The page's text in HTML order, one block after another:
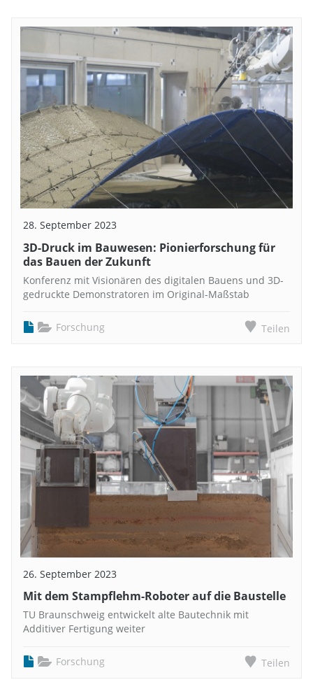
28. September 2023
3D-Druck im Bauwesen: Pionierforschung für
das Bauen der Zukunft
Konferenz mit Visionären des digitalen Bauens und 3D-
gedruckte Demonstratoren im Original-Maßstab
Forschung Teilen
26. September 2023
Mit dem Stampflehm-Roboter auf die Baustelle
TU Braunschweig entwickelt alte Bautechnik mit
Additiver Fertigung weiter
Forschung Teilen